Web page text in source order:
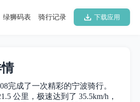
下载应用
骑行记录
绿狮码表
完成了一次精彩的宁波骑行。
公里，极速达到了 35.5km/h，